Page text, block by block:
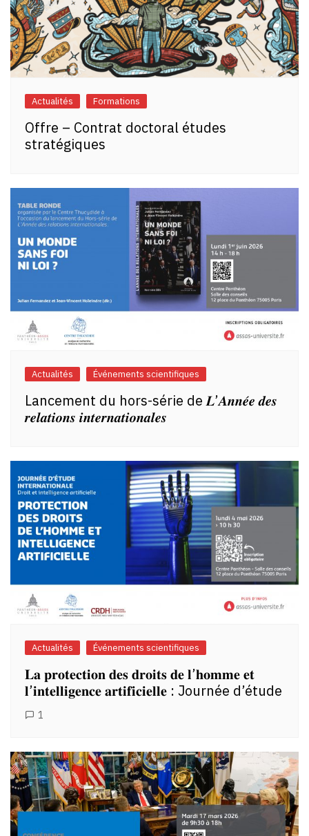
Actualités Formations
Offre – Contrat doctoral études
stratégiques
Actualités Événements scientifiques
Lancement du hors-série de 𝑳’𝑨𝒏𝒏𝒆́𝒆 𝒅𝒆𝒔
𝒓𝒆𝒍𝒂𝒕𝒊𝒐𝒏𝒔 𝒊𝒏𝒕𝒆𝒓𝒏𝒂𝒕𝒊𝒐𝒏𝒂𝒍𝒆𝒔
Actualités Événements scientifiques
𝐋𝐚 𝐩𝐫𝐨𝐭𝐞𝐜𝐭𝐢𝐨𝐧 𝐝𝐞𝐬 𝐝𝐫𝐨𝐢𝐭𝐬 𝐝𝐞 𝐥’𝐡𝐨𝐦𝐦𝐞 𝐞𝐭
𝐥’𝐢𝐧𝐭𝐞𝐥𝐥𝐢𝐠𝐞𝐧𝐜𝐞 𝐚𝐫𝐭𝐢𝐟𝐢𝐜𝐢𝐞𝐥𝐥𝐞 : Journée d’étude
1